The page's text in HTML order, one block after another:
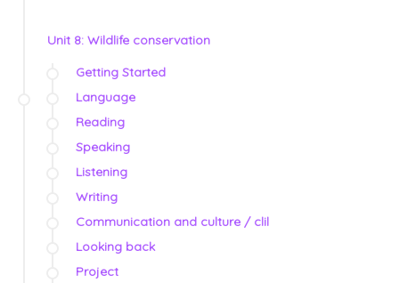
Unit 8: Wildlife conservation
Getting Started
Language
Reading
Speaking
Listening
Writing
Communication and culture / clil
Looking back
Project